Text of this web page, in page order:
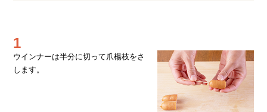
1
ウインナーは半分に切って爪楊枝をさ
します。